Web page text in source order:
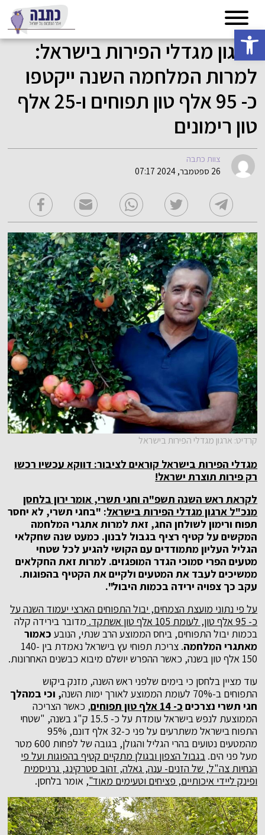
פתח סרגל נגישות
ארגון מגדלי הפירות בישראל:
למרות המלחמה השנה ייקטפו
כ- 95 אלף טון תפוחים ו-25 אלף
טון רימונים
צוות כתבה
26 ספטמבר, 2024 07:17
קרדיט: ארגון מגדלי הפירות בישראל
מגדלי הפירות בישראל קוראים לציבור: דווקא עכשיו רכשו
רק פירות תוצרת ישראל!
לקראת ראש השנה תשפ"ה וחגי תשרי, אומר ירון בלחסן
מנכ"ל ארגון מגדלי הפירות בישראל: "בחגי תשרי, לא יחסר
תפוח ורימון לשולחן החג, זאת למרות אתגרי המלחמה
המקשים על קטיף רציף בגבול לבנון. כמעט שנה שחקלאי
הגליל העליון מתמודדים עם הקושי להגיע לכל שטחי
מטעים הפרי סמוכי הגדר המופגזים. למרות זאת החקלאים
ממשיכים לעבד את המטעים ולקיים את הקטיף בהפוגות.
עקב כך צפויה ירידה בכמות היבול".
על פי נתוני מועצת הצמחים, יבול התפוחים הארצי יעמוד השנה על
כ- 95 אלף טון, לעומת 105 אלף טון אשתקד.
מדובר בירידה קלה
בכמות יבול התפוחים, ביחס הממוצע הרב שנתי, הנובע כאמור
מאתגרי המלחמה
. צריכת תפוחי עץ בישראל נאמדת בין 140-
150 אלף טון בשנה, כאשר ההפרש יושלם מיבוא כבשנים האחרונות.
עוד מציין בלחסן כי בימים שלפני ראש השנה, מזנק ביקוש
התפוחים ב-70% לעומת הממוצע לאורך ימות השנה
, וכי במהלך
חגי תשרי נצרכים כ- 14 אלף טון תפוחים
, כאשר הצריכה
הממוצעת לנפש בישראל עומדת על כ- 15.5 ק"ג בשנה, "שטחי
התפוח בישראל משתרעים על פני כ-32 אלף דונם, 95%
מהמטעים נטועים בהרי הגליל והגולן, בגובה של לפחות 600 מטר
מעל פני הים. בגבול הצפון ובגולן מתקיים קטיף בהפוגות ועל פי
הנחיות צה"ל, של הזנים- ענה, גאלה, זהוב סטרקינג, גרניסמית
ופינק ליידי איכותיים, פציחים וטעימים מאוד", אומר בלחסן.